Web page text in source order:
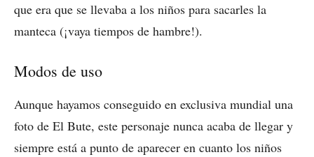
que era que se llevaba a los niños para sacarles la
manteca (¡vaya tiempos de hambre!).
Modos de uso
Aunque hayamos conseguido en exclusiva mundial una
foto de El Bute, este personaje nunca acaba de llegar y
siempre está a punto de aparecer en cuanto los niños